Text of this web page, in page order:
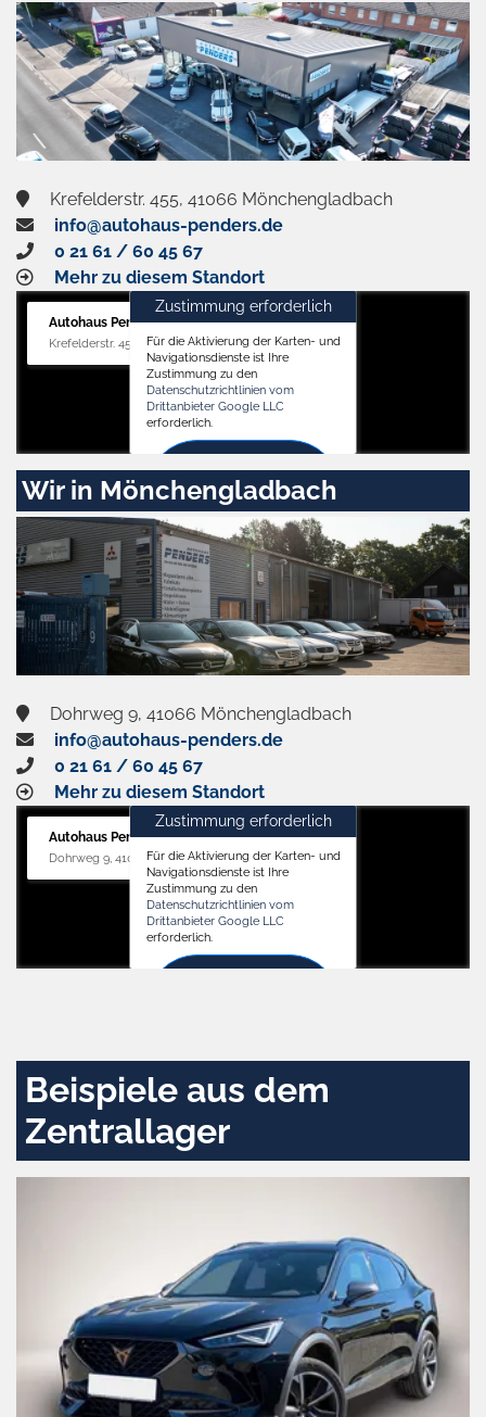
Krefelderstr. 455, 41066 Mönchengladbach
info@autohaus-penders.de
0 21 61 / 60 45 67
Mehr zu diesem Standort
Autohaus Penders (Verkauf)
Krefelderstr. 455, 41066 Mönchengladbach
Zustimmung erforderlich
Für die Aktivierung der Karten- und
Navigationsdienste ist Ihre
Zustimmung zu den
Datenschutzrichtlinien vom
Drittanbieter Google LLC
erforderlich.
Zustimmen
und
aktivieren
Wir in Mönchengladbach
Dohrweg 9, 41066 Mönchengladbach
info@autohaus-penders.de
0 21 61 / 60 45 67
Mehr zu diesem Standort
Autohaus Penders (Service)
Dohrweg 9, 41066 Mönchengladbach
Zustimmung erforderlich
Für die Aktivierung der Karten- und
Navigationsdienste ist Ihre
Zustimmung zu den
Datenschutzrichtlinien vom
Drittanbieter Google LLC
erforderlich.
Beispiele aus dem
Zentrallager